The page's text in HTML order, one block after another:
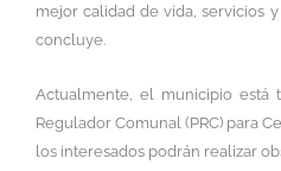
mejor calidad de vida, servicios
concluye.
Actualmente, el municipio está
Regulador Comunal (PRC) para
los interesados podrán realizar